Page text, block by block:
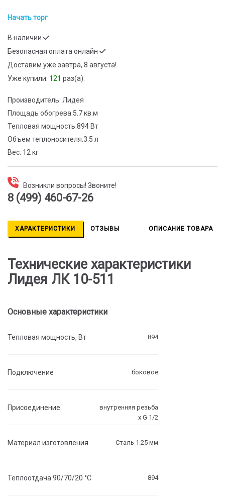
Начать торг
В наличии
Безопасная оплата онлайн
Доставим уже завтра, 8 августа!
Уже купили: 121 раз(a).
Производитель: Лидея
Площадь обогрева:5.7 кв.м
Тепловая мощность:894 Вт
Объем теплоносителя:3.5 л
Вес: 12 кг
Возникли вопросы! Звоните!
8 (499) 460-67-26
ХАРАКТЕРИСТИКИ ОТЗЫВЫ ОПИСАНИЕ ТОВАРА
Технические характеристики
Лидея ЛК 10-511
Основные характеристики
Тепловая мощность, Вт 894
Подключение боковое
Присоединение
внутренняя резьба
х G 1/2
Материал изготовления Сталь 1.25 мм
Теплоотдача 90/70/20 °C 894